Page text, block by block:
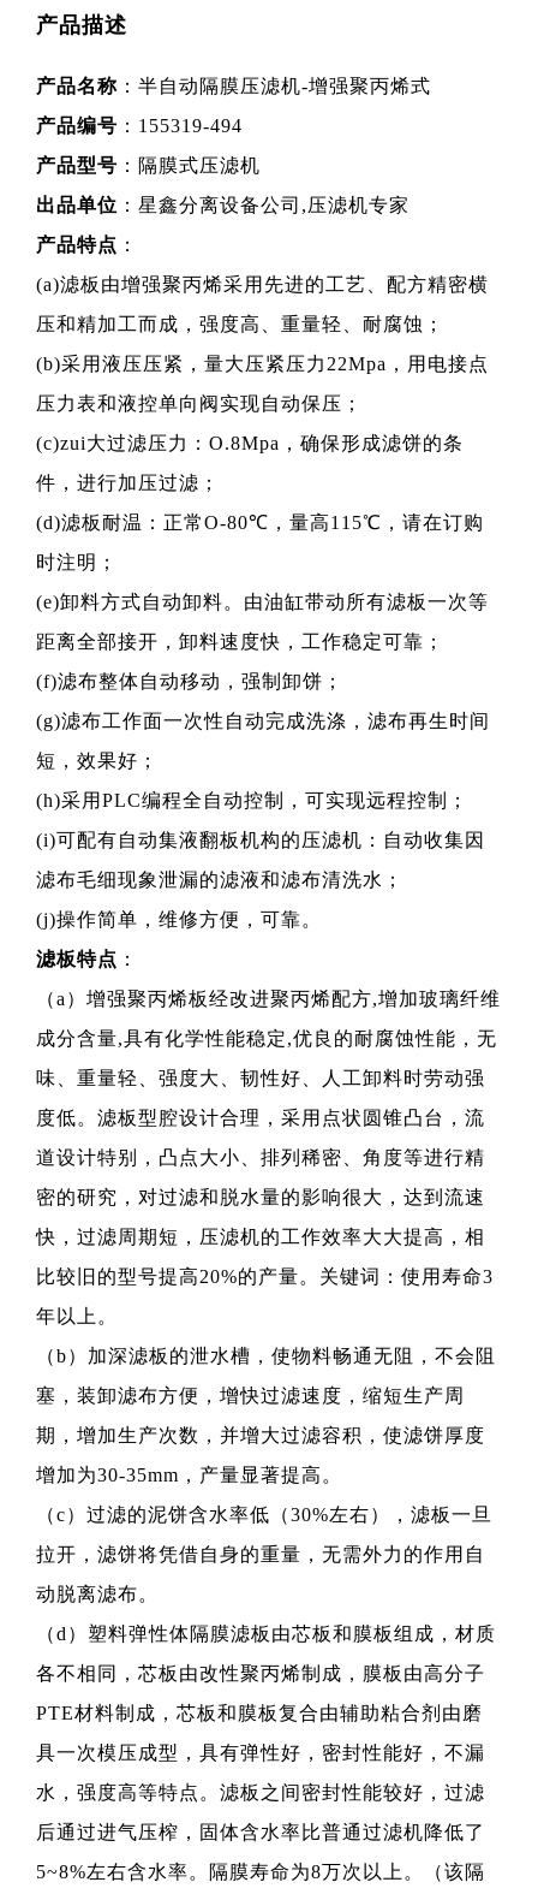
产品描述
产品名称 ：半自动隔膜压滤机-增强聚丙烯式
产品编号 ：155319-494
产品型号 ：隔膜式压滤机
出品单位 ：星鑫分离设备公司,压滤机专家
产品特点 ：
(a)滤板由增强聚丙烯采用先进的工艺、配方精密横
压和精加工而成，强度高、重量轻、耐腐蚀；
(b)采用液压压紧，量大压紧压力22Mpa，用电接点
压力表和液控单向阀实现自动保压；
(c)zui大过滤压力：O.8Mpa，确保形成滤饼的条
件，进行加压过滤；
(d)滤板耐温：正常O-80℃，量高115℃，请在订购
时注明；
(e)卸料方式自动卸料。由油缸带动所有滤板一次等
距离全部接开，卸料速度快，工作稳定可靠；
(f)滤布整体自动移动，强制卸饼；
(g)滤布工作面一次性自动完成洗涤，滤布再生时间
短，效果好；
(h)采用PLC编程全自动控制，可实现远程控制；
(i)可配有自动集液翻板机构的压滤机：自动收集因
滤布毛细现象泄漏的滤液和滤布清洗水；
(j)操作简单，维修方便，可靠。
滤板特点 ：
（a）增强聚丙烯板经改进聚丙烯配方,增加玻璃纤维
成分含量,具有化学性能稳定,优良的耐腐蚀性能，无
味、重量轻、强度大、韧性好、人工卸料时劳动强
度低。滤板型腔设计合理，采用点状圆锥凸台，流
道设计特别，凸点大小、排列稀密、角度等进行精
密的研究，对过滤和脱水量的影响很大，达到流速
快，过滤周期短，压滤机的工作效率大大提高，相
比较旧的型号提高20%的产量。关键词：使用寿命3
年以上。
（b）加深滤板的泄水槽，使物料畅通无阻，不会阻
塞，装卸滤布方便，增快过滤速度，缩短生产周
期，增加生产次数，并增大过滤容积，使滤饼厚度
增加为30-35mm，产量显著提高。
（c）过滤的泥饼含水率低（30%左右），滤板一旦
拉开，滤饼将凭借自身的重量，无需外力的作用自
动脱离滤布。
（d）塑料弹性体隔膜滤板由芯板和膜板组成，材质
各不相同，芯板由改性聚丙烯制成，膜板由高分子
PTE材料制成，芯板和膜板复合由辅助粘合剂由磨
具一次模压成型，具有弹性好，密封性能好，不漏
水，强度高等特点。滤板之间密封性能较好，过滤
后通过进气压榨，固体含水率比普通过滤机降低了
5~8%左右含水率。隔膜寿命为8万次以上。（该隔